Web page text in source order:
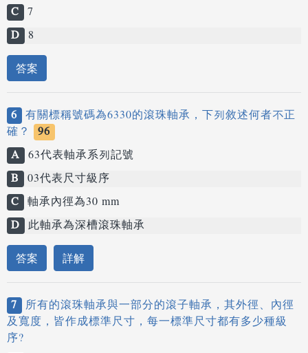
C 7
D 8
答案
6 有關標稱號碼為6330的滾珠軸承，下列敘述何者不正
確？
96
A 63代表軸承系列記號
B 03代表尺寸級序
C 軸承內徑為30 mm
D 此軸承為深槽滾珠軸承
答案 詳解
7 所有的滾珠軸承與一部分的滾子軸承，其外徑、內徑
及寬度，皆作成標準尺寸，每一標準尺寸都有多少種級
序?